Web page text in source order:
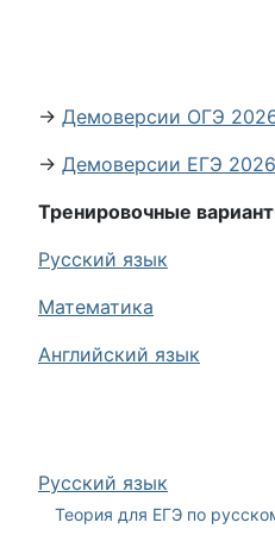
Русский язык
Теория для ЕГЭ по
→ Демоверсии ОГЭ
→ Демоверсии ЕГЭ 2026
Тренировочные
Русский язык
Математика
Английский язык